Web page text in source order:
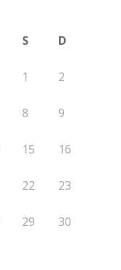
S D
1 2
8 9
15 16
22 23
29 30